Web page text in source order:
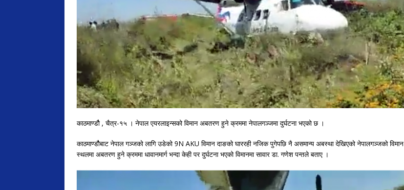
काठमाण्डौै , चैत्र-१५ । नेपाल एयरलाइन्सको विमान अबतरण हुने क्रममा नेपालगञ्जमा दुर्घटना भएको छ ।
काठमाण्डौैबाट नेपाल गञ्जको लागि उडेको 9N AKU विमान दाङको घाररही नजिक पुगेपछि नै असमान्य अबस्था देखिएको नेपालगञ्जको विमान
स्थलमा अबतरण हुने क्रममा धावानमार्ग भन्दा केही पर दुर्घटना भएको विमानमा सावार डा. गणेश पन्तले बताए ।